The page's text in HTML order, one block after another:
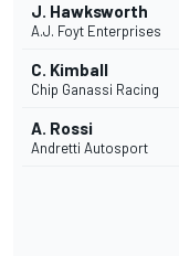
J. Hawksworth
A.J. Foyt Enterprises
C. Kimball
Chip Ganassi Racing
A. Rossi
Andretti Autosport